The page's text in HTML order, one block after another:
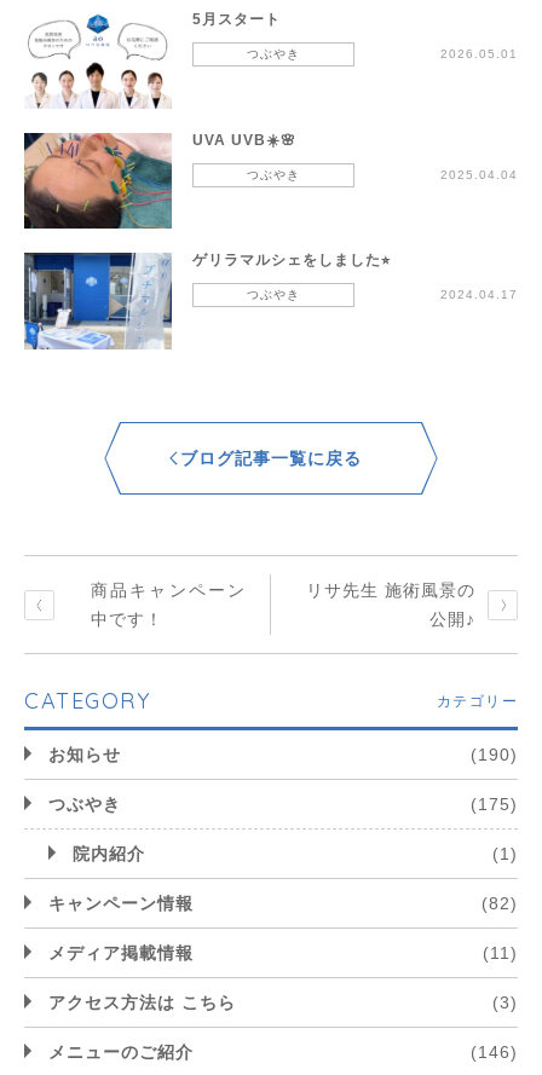
5月スタート
つぶやき 2026.05.01
UVA UVB☀️🌸
つぶやき 2025.04.04
ゲリラマルシェをしました⭐︎
つぶやき 2024.04.17
ブログ記事一覧に戻る
商品キャンペーン
中です！
リサ先生 施術風景の
公開♪
CATEGORY カテゴリー
お知らせ (190)
つぶやき (175)
院内紹介 (1)
キャンペーン情報 (82)
メディア掲載情報 (11)
アクセス方法は こちら (3)
メニューのご紹介 (146)